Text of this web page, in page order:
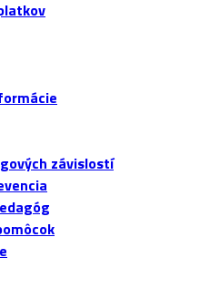
závislostí